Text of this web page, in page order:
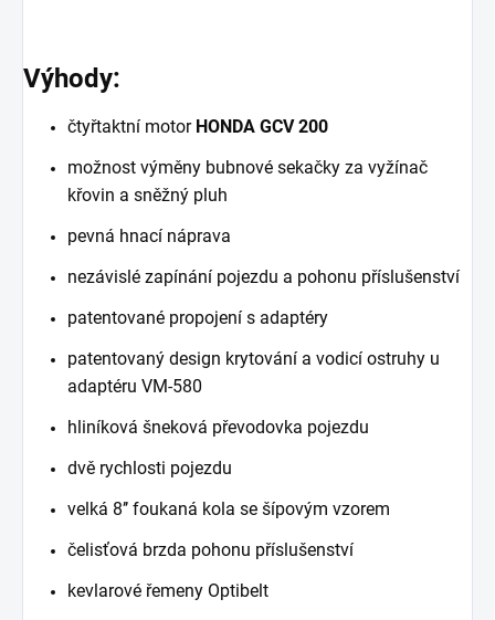
Výhody:
čtyřtaktní motor HONDA GCV 200
možnost výměny bubnové sekačky za vyžínač
křovin a sněžný pluh
pevná hnací náprava
nezávislé zapínání pojezdu a pohonu příslušenství
patentované propojení s adaptéry
patentovaný design krytování a vodicí ostruhy u
adaptéru VM-580
hliníková šneková převodovka pojezdu
dvě rychlosti pojezdu
velká 8’’ foukaná kola se šípovým vzorem
čelisťová brzda pohonu příslušenství
kevlarové řemeny Optibelt